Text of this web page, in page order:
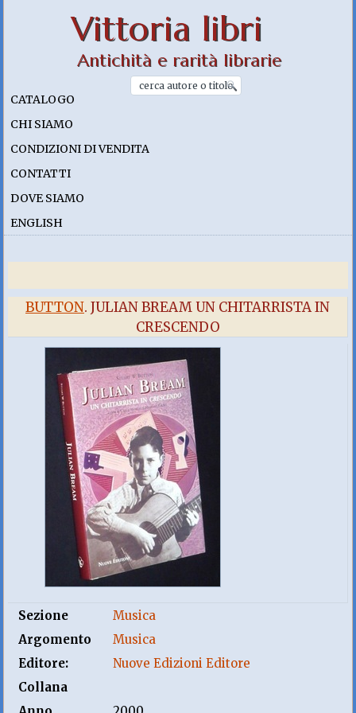
Vittoria libri
Antichità e rarità librarie
CATALOGO
CHI SIAMO
CONDIZIONI DI VENDITA
CONTATTI
DOVE SIAMO
ENGLISH
BUTTON. JULIAN BREAM UN CHITARRISTA IN
CRESCENDO
Sezione
Musica
Argomento
Musica
Editore:
Nuove Edizioni Editore
Collana